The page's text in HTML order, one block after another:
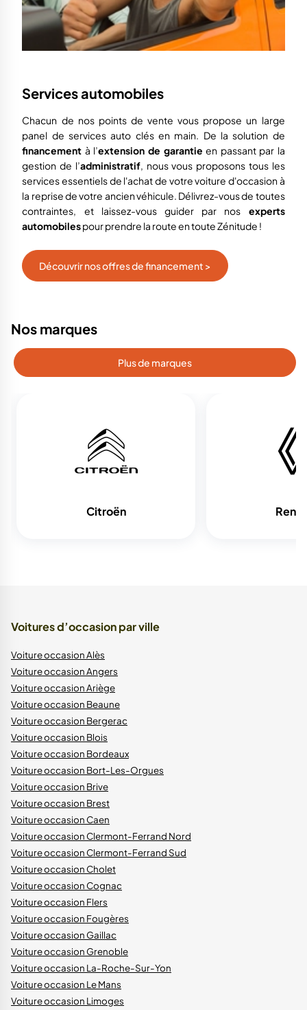
Services automobiles
Chacun de nos points de vente vous propose un large
panel de services auto clés en main.
De la solution de
financement à l’extension de garantie en passant par la
gestion de l’administratif, nous vous proposons tous les
servicesessentiels de l'achat de votre voiture d'occasion à
la reprise de votre ancien véhicule. Délivrez-vous de toutes
contraintes, et laissez-vous guider par nos experts
automobilespourprendre la routeen toute Zénitude !
Découvrir nos offres de financement >
Nos marques
Plus de marques
Citroën
Voitures d’occasion par ville
Voiture occasion Alès
Voiture occasion Angers
Voiture occasion Ariège
Voiture occasion Beaune
Voiture occasion Bergerac
Voiture occasion Blois
Voiture occasion Bordeaux
Voiture occasion Bort-Les-Orgues
Voiture occasion Brive
Voiture occasion Brest
Voiture occasion Caen
Voiture occasion Clermont-Ferrand Nord
Voiture occasion Clermont-Ferrand Sud
Voiture occasion Cholet
Voiture occasion Cognac
Voiture occasion Flers
Voiture occasion Fougères
Voiture occasion Gaillac
Voiture occasion Grenoble
Voiture occasion La-Roche-Sur-Yon
Voiture occasion Le Mans
Voiture occasion Limoges